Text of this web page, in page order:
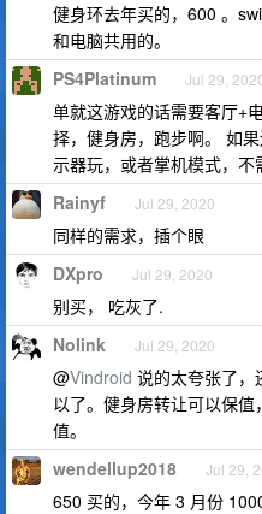
健身环去年买的，600 。
和电脑共用的。
PS4Platinum Jul 29,
单就这游戏的话需要客厅+
择，健身房，跑步啊。 如
示器玩，或者掌机模式，不
Rainyf Jul 29, 2020
同样的需求，插个眼
DXpro Jul 29, 2020
别买， 吃灰了.
Nolink Jul 29, 2020
@Vindroid 说的太夸张了，
以了。健身房转让可以保
值。
wendellup2018 Jul 29,
650 买的，今年 3 月份